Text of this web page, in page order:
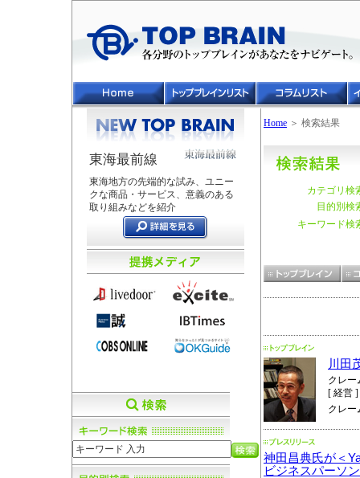
東海最前線
東海地方の先端的な試み、ユニー
クな商品・サービス、意義のある
取り組みなどを紹介
Home ＞ 検索結果
カテゴリ検
目的別検
キーワード検
川田
クレー
[ 経営 ]
クレー
神田昌典氏が＜
ビジネスパーソ